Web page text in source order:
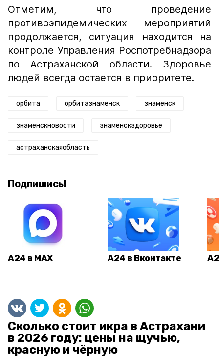
Отметим, что проведение
противоэпидемических мероприятий
продолжается, ситуация находится на
контроле Управления Роспотребнадзора
по Астраханской области. Здоровье
людей всегда остается в приоритете.
орбита орбитазнаменск знаменск
знаменскновости знаменскздоровье
астраханскаяобласть
Подпишись!
А24 в MAX А24 в Вконтакте
Сколько стоит икра в Астрахани
в 2026 году: цены на щучью,
красную и чёрную